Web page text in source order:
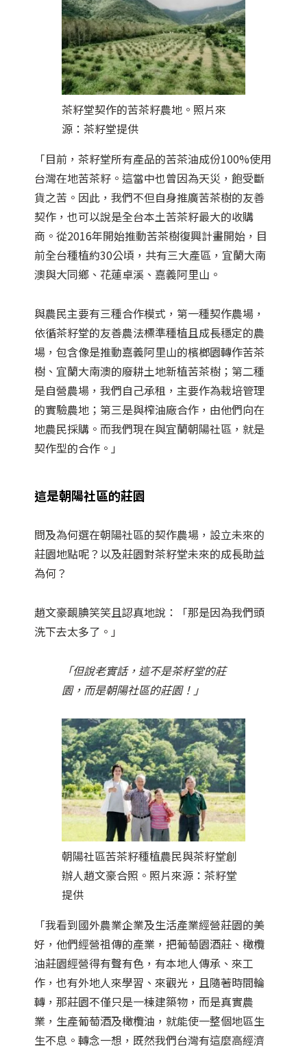
茶籽堂契作的苦茶籽農地。照片來
源：茶籽堂提供
「目前，茶籽堂所有產品的苦茶油成份100%使用
台灣在地苦茶籽。這當中也曾因為天災，飽受斷
貨之苦。因此，我們不但自身推廣苦茶樹的友善
契作，也可以說是全台本土苦茶籽最大的收購
商。從2016年開始推動苦茶樹復興計畫開始，目
前全台種植約30公頃，共有三大產區，宜蘭大南
澳與大同鄉、花蓮卓溪、嘉義阿里山。
與農民主要有三種合作模式，第一種契作農場，
依循茶籽堂的友善農法標準種植且成長穩定的農
場，包含像是推動嘉義阿里山的檳榔園轉作苦茶
樹、宜蘭大南澳的廢耕土地新植苦茶樹；第二種
是自營農場，我們自己承租，主要作為栽培管理
的實驗農地；第三是與榨油廠合作，由他們向在
地農民採購。而我們現在與宜蘭朝陽社區，就是
契作型的合作。」
這是朝陽社區的莊園
問及為何選在朝陽社區的契作農場，設立未來的
莊園地點呢？以及莊園對茶籽堂未來的成長助益
為何？
趙文豪靦腆笑笑且認真地說：「那是因為我們頭
洗下去太多了。」
「但說老實話，這不是茶籽堂的莊
園，而是朝陽社區的莊園！」
朝陽社區苦茶籽種植農民與茶籽堂創
辦人趙文豪合照。照片來源：茶籽堂
提供
「我看到國外農業企業及生活產業經營莊園的美
好，他們經營祖傳的產業，把葡萄園酒莊、橄欖
油莊園經營得有聲有色，有本地人傳承、來工
作，也有外地人來學習、來觀光，且隨著時間輪
轉，那莊園不僅只是一棟建築物，而是真實農
業，生產葡萄酒及橄欖油，就能使一整個地區生
生不息。轉念一想，既然我們台灣有這麼高經濟